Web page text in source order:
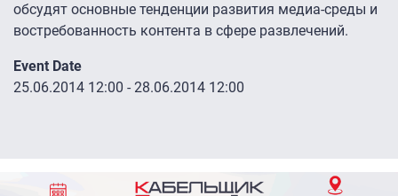
обсудят основные тенденции развития медиа-среды и
востребованность контента в сфере развлечений.
Event Date
25.06.2014 12:00 - 28.06.2014 12:00